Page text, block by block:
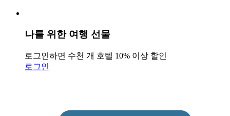
나를 위한 여행 선물
로그인하면 수천 개 호텔 10% 이상 할인
로그인